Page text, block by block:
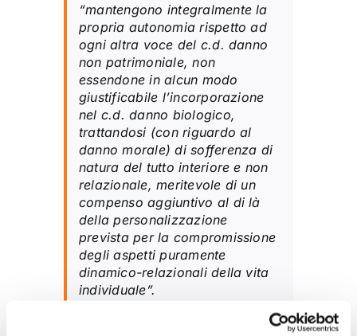
“mantengono integralmente la
propria autonomia rispetto ad
ogni altra voce del c.d. danno
non patrimoniale, non
essendone in alcun modo
giustificabile l’incorporazione
nel c.d. danno biologico,
trattandosi (con riguardo al
danno morale) di sofferenza di
natura del tutto interiore e non
relazionale, meritevole di un
compenso aggiuntivo al di là
della personalizzazione
prevista per la compromissione
degli aspetti puramente
dinamico-relazionali della vita
individuale”.